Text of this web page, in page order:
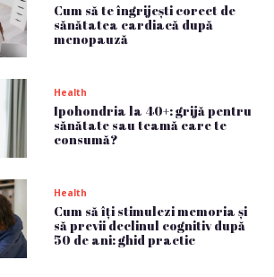
Cum să te îngrijești corect de
sănătatea cardiacă după
menopauză
Health
Ipohondria la 40+: grijă pentru
sănătate sau teamă care te
consumă?
Health
Cum să îți stimulezi memoria și
să previi declinul cognitiv după
50 de ani: ghid practic